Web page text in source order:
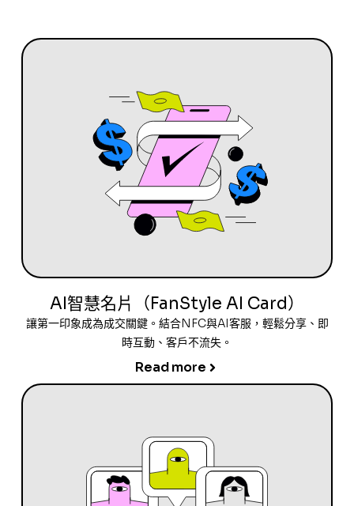
AI智慧名片（FanStyle AI Card）
讓第一印象成為成交關鍵。結合NFC與AI客服，輕鬆分享、即
時互動、客戶不流失。
Read more